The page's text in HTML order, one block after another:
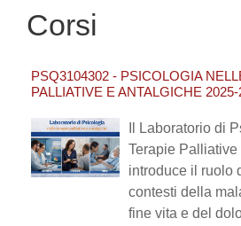
Corsi
PSQ3104302 - PSICOLOGIA
PALLIATIVE E ANTALGICHE 2025-
Il Laboratorio di
Terapie
introduce il ruolo
contesti della
fine vita e del